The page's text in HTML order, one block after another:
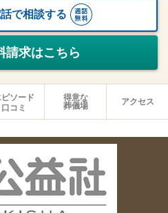
で相談する
請求はこちら
ピソード
口コミ
得意な
葬儀場
アクセス